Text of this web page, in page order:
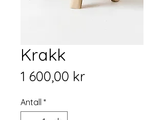
Krakk
1 600,00 krPris
Antall *